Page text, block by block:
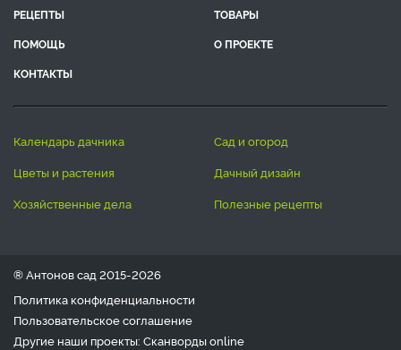
РЕЦЕПТЫ
ТОВАРЫ
ПОМОЩЬ
О ПРОЕКТЕ
КОНТАКТЫ
календарь дачника
сад и огород
цветы и растения
дачный дизайн
хозяйственные дела
полезные рецепты
® Антонов сад 2015-2026
Политика конфиденциальности
Пользовательское соглашение
Другие наши проекты: Сканвордыonline